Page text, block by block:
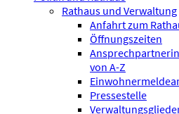
Rathaus und Verwaltung
Anfahrt zum
Öffnungszeiten
von A-Z
Pressestelle